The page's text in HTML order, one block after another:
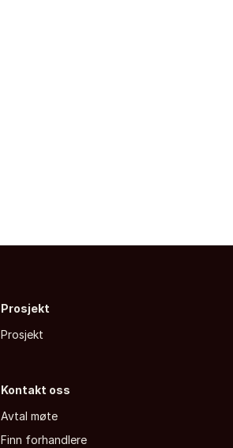
Prosjekt
Prosjekt
Kontakt oss
Avtal møte
Finn forhandlere